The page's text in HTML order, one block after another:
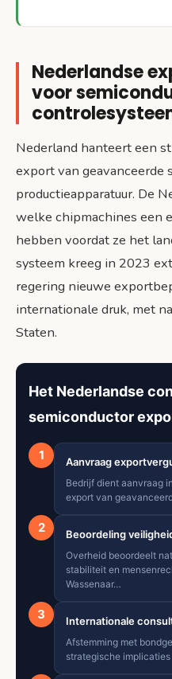
Nederlandse
voor
Nederland hanteert een
export van geavanceerde
productieapparatuur. De
welke chipmachines een
hebben voordat ze het
systeem kreeg in 2023
regering nieuwe
internationale druk, met
Staten.
Het Nederlandse
semiconductor
1 Aanvraag
Bedrijf dient aanvraag
export van
2 Beoordeling
Overheid beoordeelt
stabiliteit en
Wassenaar…
3 Internationale
Afstemming met
strategische